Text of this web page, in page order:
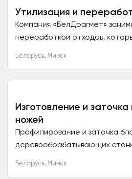
Утилизация и
Компания «БелДрагмет»
переработкой отходов,
принимаются: электронное
Беларусь, Минск
Изготовление и
ножей
Профилирование и заточка
деревообрабатывающих
инструмента с режущими...
Беларусь, Минск